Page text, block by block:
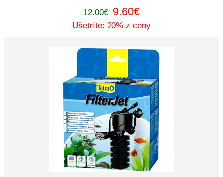
12.00€ 9.60€
Ušetríte: 20% z ceny